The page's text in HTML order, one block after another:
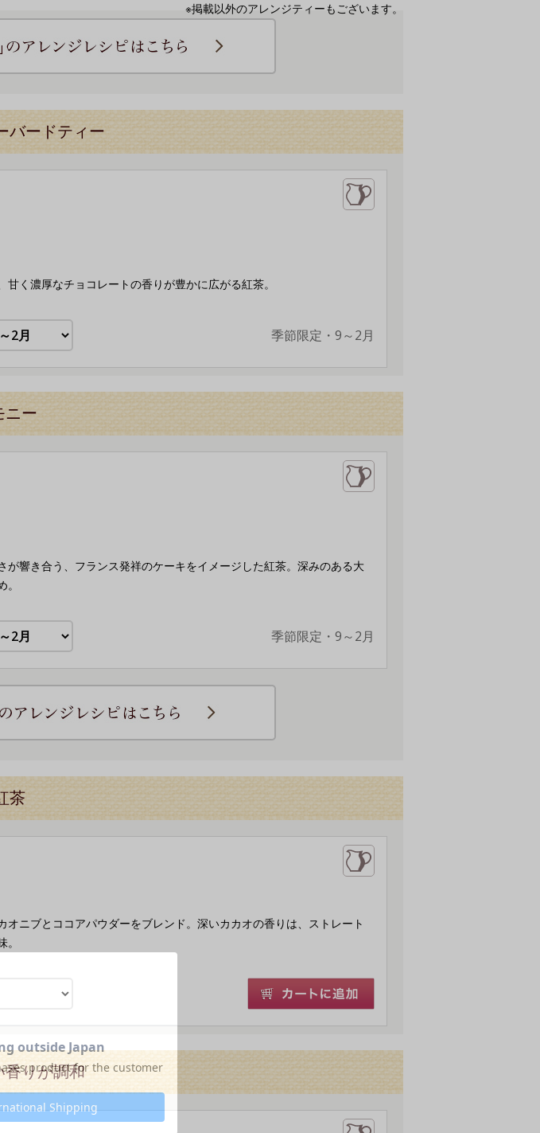
※掲載以外のアレンジティーもございます。
バードティー
く濃厚なチョコレートの香りが豊かに広がる紅茶。
季節限定・9～2月
ニー
が響き合う、フランス発祥のケーキをイメージした紅茶。深みのある大
季節限定・9～2月
茶
オニブとココアパウダーをブレンド。深いカカオの香りは、ストレート
香りが調和